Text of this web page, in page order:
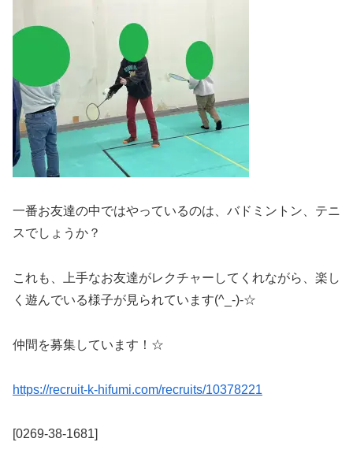
一番お友達の中ではやっているのは、バドミントン、テニ
スでしょうか？
これも、上手なお友達がレクチャーしてくれながら、楽し
く遊んでいる様子が見られています(^_-)-☆
仲間を募集しています！☆
https://recruit-k-hifumi.com/recruits/10378221
[0269-38-1681]